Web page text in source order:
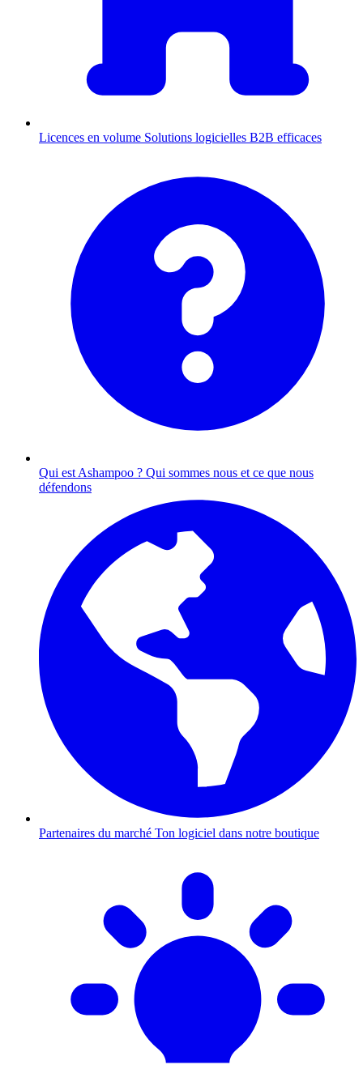
Licences en volume Solutions logicielles B2B efficaces
Qui est Ashampoo ? Qui sommes nous et ce que nous
défendons
Partenaires du marché Ton logiciel dans notre boutique